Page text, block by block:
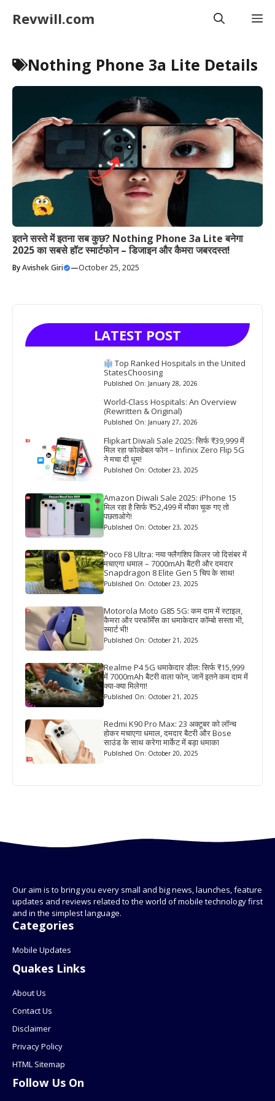
Revwill.com
Nothing Phone 3a Lite Details
इतने सस्ते में इतना सब कुछ? Nothing Phone 3a Lite बनेगा
2025 का सबसे हॉट स्मार्टफोन – डिजाइन और कैमरा जबरदस्त!
ByAvishek Giri —October 25, 2025
LATEST POST
Top Ranked Hospitals in the United
StatesChoosing
Published On: January 28, 2026
World-Class Hospitals: An Overview
(Rewritten & Original)
Published On: January 27, 2026
Flipkart Diwali Sale 2025: सिर्फ ₹39,999 में
मिल रहा फोल्डेबल फोन – Infinix Zero Flip 5G
ने मचा दी धूम!
Published On: October 23, 2025
Amazon Diwali Sale 2025: iPhone 15
मिल रहा है सिर्फ ₹52,499 में मौका चूक गए तो
पछताओगे!
Published On: October 23, 2025
Poco F8 Ultra: नया फ्लैगशिप किलर जो दिसंबर में
मचाएगा धमाल – 7000mAh बैटरी और दमदार
Snapdragon 8 Elite Gen 5 चिप के साथ!
Published On: October 23, 2025
Motorola Moto G85 5G: कम दाम में स्टाइल,
कैमरा और परफॉर्मेंस का धमाकेदार कॉम्बो सस्ता भी,
स्मार्ट भी!
Published On: October 21, 2025
Realme P4 5G धमाकेदार डील: सिर्फ ₹15,999
में 7000mAh बैटरी वाला फोन, जानें इतने कम दाम में
क्या-क्या मिलेगा!
Published On: October 21, 2025
Redmi K90 Pro Max: 23 अक्टूबर को लॉन्च
होकर मचाएगा धमाल, दमदार बैटरी और Bose
साउंड के साथ करेगा मार्केट में बड़ा धमाका
Published On: October 20, 2025
Our aim is to bring you every small and big news, launches, feature
updates and reviews related to the world of mobile technology first
and in the simplest language.
Categories
Mobile Updates
Quakes Links
About Us
Contact Us
Disclaimer
Privacy Policy
HTML Sitemap
Follow Us On